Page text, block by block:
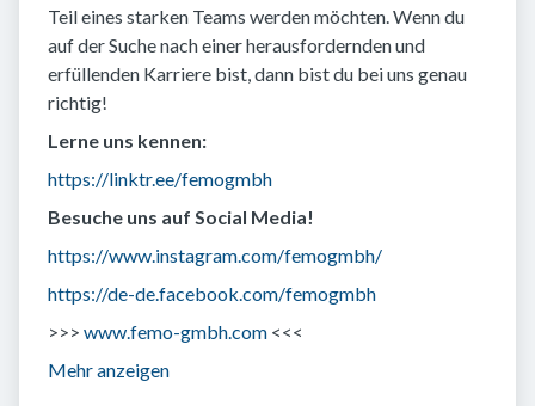
Teil eines starken Teams werden möchten. Wenn du
auf der Suche nach einer herausfordernden und
erfüllenden Karriere bist, dann bist du bei uns genau
richtig!
Lerne uns kennen:
https://linktr.ee/femogmbh
Besuche uns auf Social Media!
https://www.instagram.com/femogmbh/
https://de-de.facebook.com/femogmbh
>>> www.femo-gmbh.com <<<
Mehr anzeigen